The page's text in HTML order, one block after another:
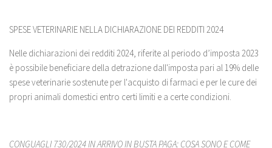
SPESE VETERINARIE NELLA DICHIARAZIONE DEI REDDITI 2024
Nelle dichiarazioni dei redditi 2024, riferite al periodo d’imposta 2023
è possibile beneficiare della detrazione dall'imposta pari al 19% delle
spese veterinarie sostenute per l'acquisto di farmaci e per le cure dei
propri animali domestici entro certi limiti e a certe condizioni.
CONGUAGLI 730/2024 IN ARRIVO IN BUSTA PAGA: COSA SONO E COME